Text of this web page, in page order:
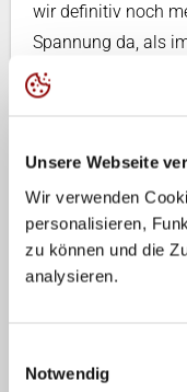
Unsere Webseite
Wir verwenden
personalisieren,
zu können und die
analysieren.
Notwendig
wir definitiv noch
Spannung da, als
ein guter Gegner
Statistik
von 36 (61%)
CAN: Aufschlag: 1
von 39 (41%)